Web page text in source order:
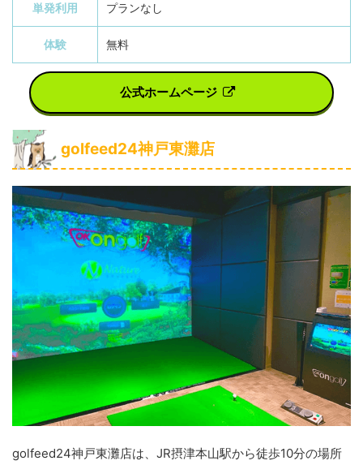
単発利用 プランなし
体験 無料
公式ホームページ
golfeed24神戸東灘店
golfeed24神戸東灘店は、JR摂津本山駅から徒歩10分の場所